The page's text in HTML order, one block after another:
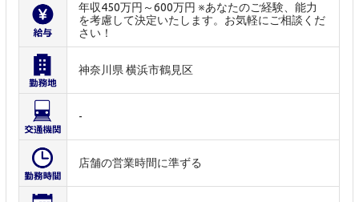
年収450万円～600万円 ※あなたのご経験、能力
を考慮して決定いたします。お気軽にご相談くだ
さい！
神奈川県 横浜市鶴見区
-
店舗の営業時間に準ずる